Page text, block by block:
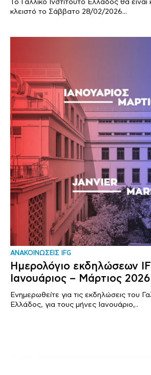
Το Γαλλικό Ινστιτούτο Ελλάδος θα είναι
κλειστό το Σάββατο 28/02/2026...
ΑΝΑΚΟΙΝΩΣΕΙΣ IFG
Ημερολόγιο εκδηλώσεων
Ιανουάριος – Μάρτιος 2026
Ενημερωθείτε για τις εκδηλώσεις του
Ελλάδος, για τους μήνες Ιανουάριο,..